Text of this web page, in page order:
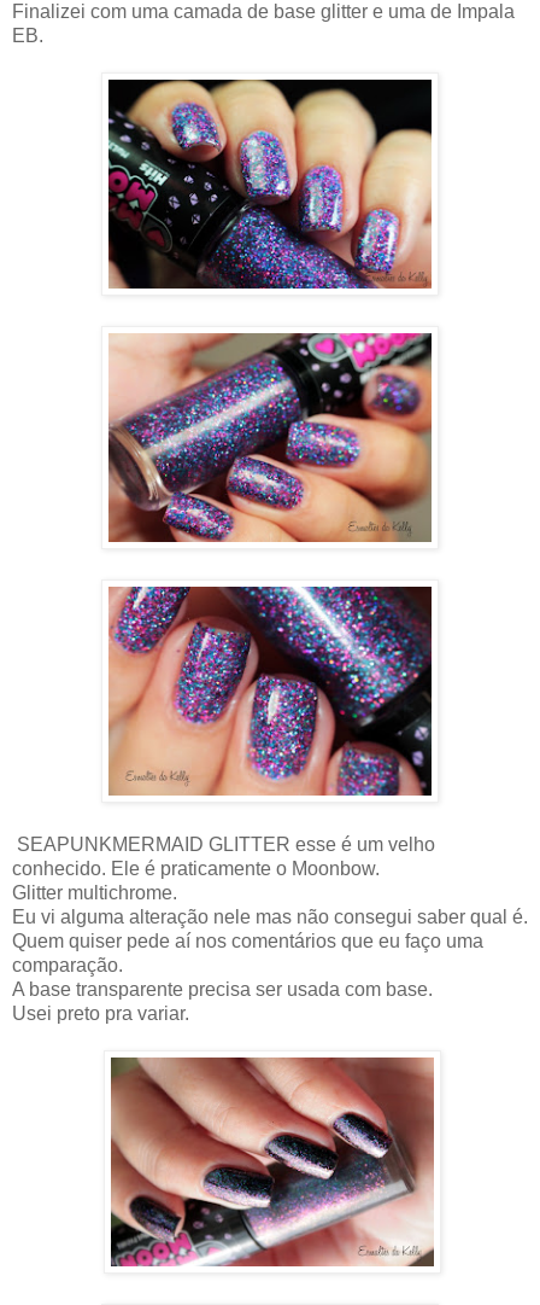
Finalizei com uma camada de base glitter e uma de Impala
EB.
SEAPUNKMERMAID GLITTER esse é um velho
conhecido. Ele é praticamente o Moonbow.
Glitter multichrome.
Eu vi alguma alteração nele mas não consegui saber qual é.
Quem quiser pede aí nos comentários que eu faço uma
comparação.
A base transparente precisa ser usada com base.
Usei preto pra variar.